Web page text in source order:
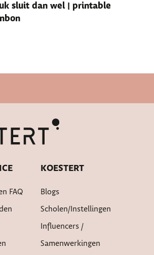
sluit dan wel | printable
FAQ
KOESTERT
Blogs
Scholen/instellingen
Influencers /
Samenwerkingen